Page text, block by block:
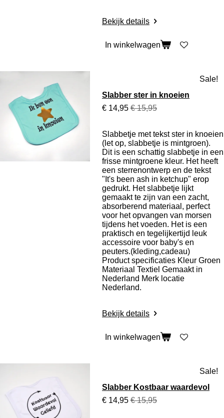
Bekijk details
In winkelwagen
Sale!
Slabber ster in knoeien
€ 14,95 € 15,95
Slabbetje met tekst ster in knoeien
(let op, slabbetje is mintgroen).
Dit is een schattig slabbetje in een
frisse mintgroene kleur. Het heeft
een sterrenontwerp en de tekst
"It's been ash in ketchup" erop
gedrukt. Het slabbetje lijkt
gemaakt te zijn van een zacht,
absorberend materiaal, perfect
voor het opvangen van morsen
tijdens het voeden. Het is een
praktisch en tegelijkertijd leuk
accessoire voor baby's en
peuters.(kleding,cadeau)
Product specificaties Kleur Groen
Materiaal Textiel Gemaakt in
Nederland Merk locatie
Nederland.
Bekijk details
In winkelwagen
Sale!
Slabber Kostbaar waardevol
€ 14,95 € 15,95